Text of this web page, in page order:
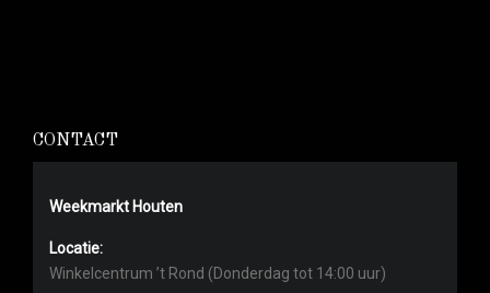
CONTACT
Weekmarkt Houten
Locatie:
Winkelcentrum ’t Rond (Donderdag tot 14:00 uur)